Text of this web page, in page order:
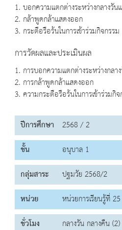
1. บอกความแตกต่างระหว่างกลางวัน
2. กล้าพูดกล้าแสดงออก
3. กระตือรือร้นในการเข้าร่วมกิจกรรม
การวัดผลและประเมินผล
1. การบอกความแตกต่างระหว่างกลา
2. การกล้าพูดกล้าแสดงออก
3. ความกระตือรือร้นในการเข้าร่วมกิ
ปีการศึกษา 2568 / 2
ชั้น
อนุบาล 1
กลุ่มสาระ
ปฐมวัย 2568/2
หน่วย
หน่วยการเรียนรู้ที่
ชั่วโมง
กลางวัน กลางคืน